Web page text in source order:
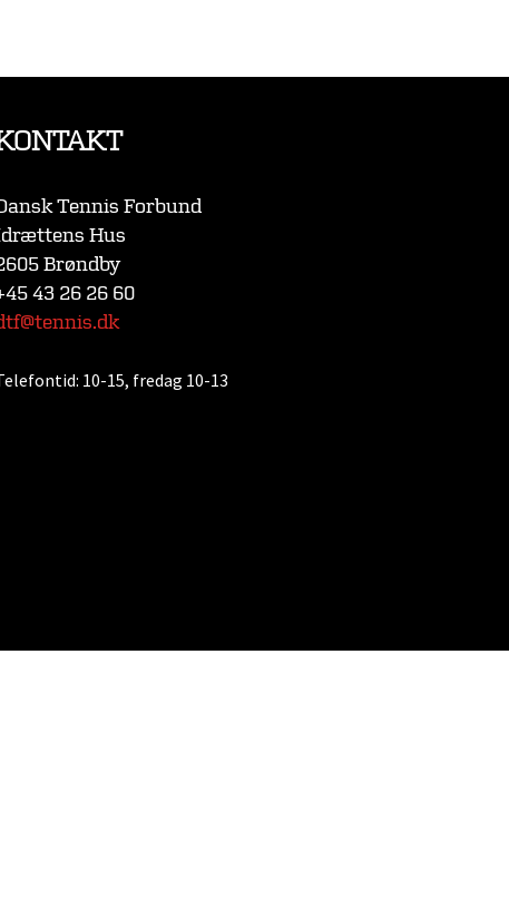
Tennis Forbund
Hus
Brøndby
43 26 26 60
10-15, fredag 10-13